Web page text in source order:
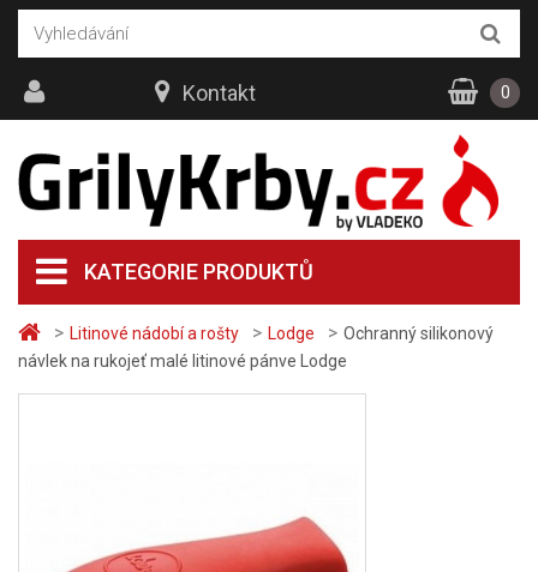
> Litinové nádobí a rošty > Lodge > Ochranný silikonový
návlek na rukojeť malé litinové pánve Lodge
KATEGORIE PRODUKTŮ
Kontakt 0